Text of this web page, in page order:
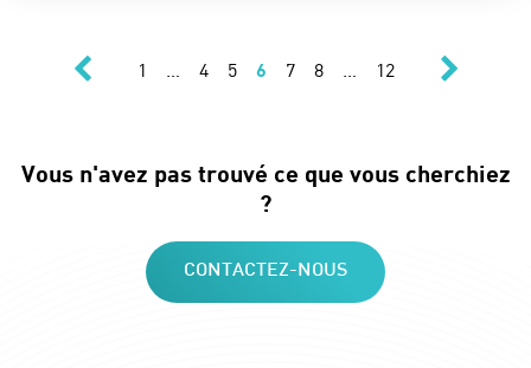
Navigation des
précédent
Page
1 Page
4 Page
5 Page
6 Page
7 Page
8 Page
12
Vous n'avez pas trouvé ce que vous cherchiez
?
CONTACTEZ-NOUS